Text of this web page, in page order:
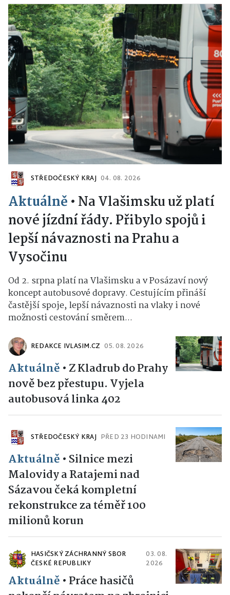
STŘEDOČESKÝ KRAJ 04. 08. 2026
Aktuálně • Na Vlašimsku už platí
nové jízdní řády. Přibylo spojů i
lepší návaznosti na Prahu a
Vysočinu
Od 2. srpna platí na Vlašimsku a v Posázaví nový
koncept autobusové dopravy. Cestujícím přináší
častější spoje, lepší návaznosti na vlaky i nové
možnosti cestování směrem...
REDAKCE IVLASIM.CZ 05. 08. 2026
Aktuálně • Z Kladrub do Prahy
nově bez přestupu. Vyjela
autobusová linka 402
STŘEDOČESKÝ KRAJ PŘED 23 HODINAMI
Aktuálně • Silnice mezi
Malovidy a Ratajemi nad
Sázavou čeká kompletní
rekonstrukce za téměř 100
milionů korun
HASIČSKÝ ZÁCHRANNÝ SBOR
ČESKÉ REPUBLIKY
03. 08.
2026
Aktuálně • Práce hasičů